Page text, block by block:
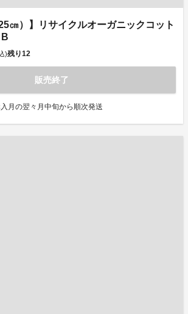
㎝）】リサイクルオーガニックコット
)残り12
販売終了
月の翌々月中旬から順次発送